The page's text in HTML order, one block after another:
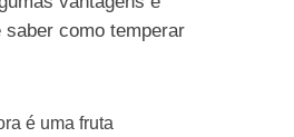
saber como temperar
é uma fruta